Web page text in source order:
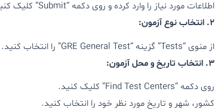
اطلاعات مورد نیاز را وارد کرده و روی دکمه “Submit” کلیک کنید.
2. انتخاب نوع آزمون:
از منوی “Tests” گزینه “GRE General Test” را انتخاب کنید.
3. انتخاب تاریخ و محل آزمون:
روی دکمه “Find Test Centers” کلیک کنید.
کشور، شهر و تاریخ مورد نظر خود را انتخاب کنید.